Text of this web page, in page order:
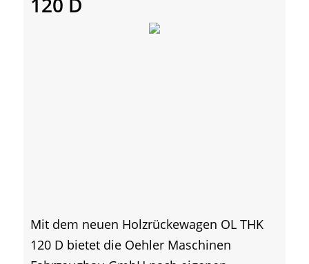
Mit dem neuen Holzrückewagen OL THK
120 D bietet die Oehler Maschinen